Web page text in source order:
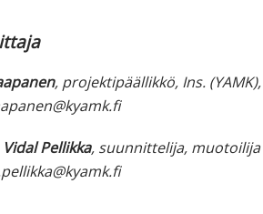
, projektipäällikkö, Ins.
Pellikka, suunnittelija,